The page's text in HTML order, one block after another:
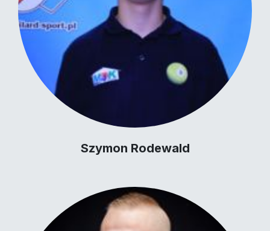
Szymon Rodewald